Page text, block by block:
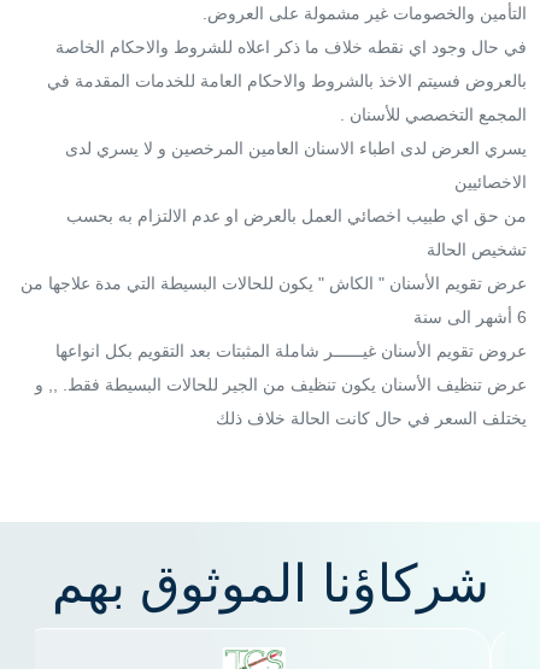
التأمين والخصومات غير مشمولة على العروض.
في حال وجود اي نقطه خلاف ما ذكر اعلاه للشروط والاحكام الخاصة
بالعروض فسيتم الاخذ بالشروط والاحكام العامة للخدمات المقدمة في
المجمع التخصصي للأسنان .
يسري العرض لدى اطباء الاسنان العامين المرخصين و لا يسري لدى
الاخصائيين
من حق اي طبيب اخصائي العمل بالعرض او عدم الالتزام به بحسب
تشخيص الحالة
عرض تقويم الأسنان " الكاش " يكون للحالات البسيطة التي مدة علاجها من
6 أشهر الى سنة
عروض تقويم الأسنان غيــــــر شاملة المثبتات بعد التقويم بكل انواعها
عرض تنظيف الأسنان يكون تنظيف من الجير للحالات البسيطة فقط. ,, و
يختلف السعر في حال كانت الحالة خلاف ذلك
شركاؤنا الموثوق بهم